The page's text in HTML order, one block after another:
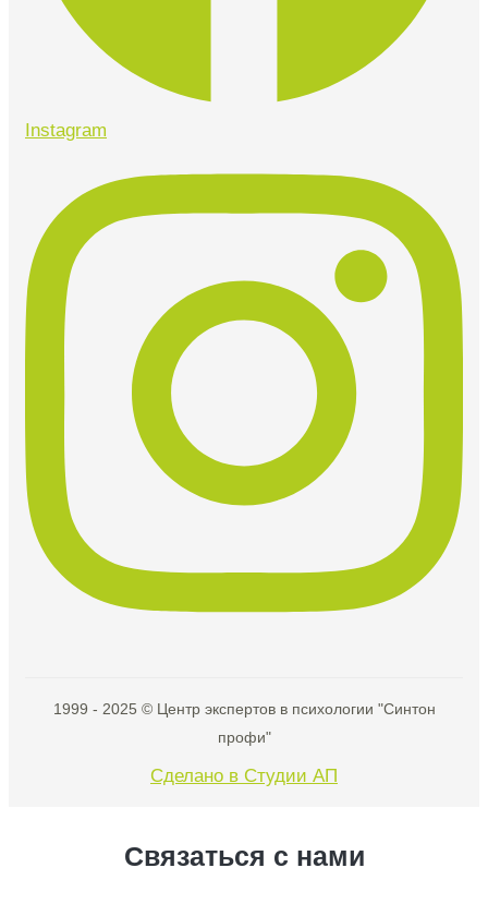
Instagram
1999 - 2025 © Центр экспертов в психологии "Синтон
профи"
Сделано в Студии АП
Связаться с нами